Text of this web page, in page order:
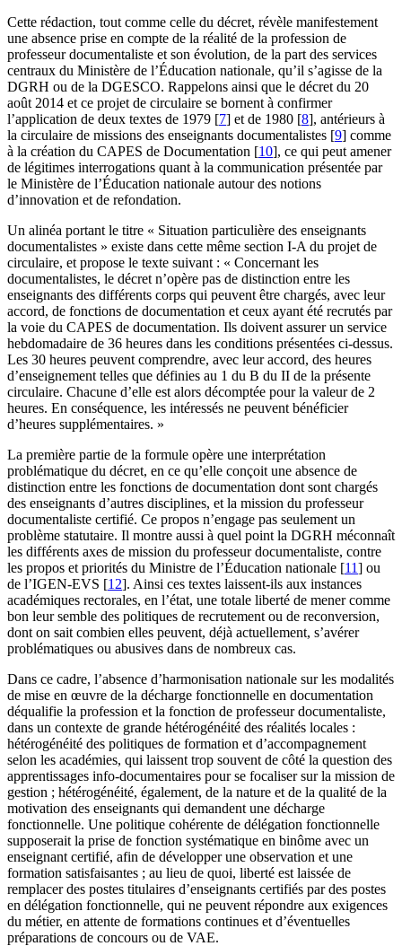
Cette rédaction, tout comme celle du décret, révèle manifestement
une absence prise en compte de la réalité de la profession de
professeur documentaliste et son évolution, de la part des services
centraux du Ministère de l’Éducation nationale, qu’il s’agisse de la
DGRH ou de la DGESCO. Rappelons ainsi que le décret du 20
août 2014 et ce projet de circulaire se bornent à confirmer
l’application de deux textes de 1979 [7] et de 1980 [8], antérieurs à
la circulaire de missions des enseignants documentalistes [9] comme
à la création du CAPES de Documentation [10], ce qui peut amener
de légitimes interrogations quant à la communication présentée par
le Ministère de l’Éducation nationale autour des notions
d’innovation et de refondation.
Un alinéa portant le titre « Situation particulière des enseignants
documentalistes » existe dans cette même section I-A du projet de
circulaire, et propose le texte suivant : « Concernant les
documentalistes, le décret n’opère pas de distinction entre les
enseignants des différents corps qui peuvent être chargés, avec leur
accord, de fonctions de documentation et ceux ayant été recrutés par
la voie du CAPES de documentation. Ils doivent assurer un service
hebdomadaire de 36 heures dans les conditions présentées ci-dessus.
Les 30 heures peuvent comprendre, avec leur accord, des heures
d’enseignement telles que définies au 1 du B du II de la présente
circulaire. Chacune d’elle est alors décomptée pour la valeur de 2
heures. En conséquence, les intéressés ne peuvent bénéficier
d’heures supplémentaires. »
La première partie de la formule opère une interprétation
problématique du décret, en ce qu’elle conçoit une absence de
distinction entre les fonctions de documentation dont sont chargés
des enseignants d’autres disciplines, et la mission du professeur
documentaliste certifié. Ce propos n’engage pas seulement un
problème statutaire. Il montre aussi à quel point la DGRH méconnaît
les différents axes de mission du professeur documentaliste, contre
les propos et priorités du Ministre de l’Éducation nationale [11] ou
de l’IGEN-EVS [12]. Ainsi ces textes laissent-ils aux instances
académiques rectorales, en l’état, une totale liberté de mener comme
bon leur semble des politiques de recrutement ou de reconversion,
dont on sait combien elles peuvent, déjà actuellement, s’avérer
problématiques ou abusives dans de nombreux cas.
Dans ce cadre, l’absence d’harmonisation nationale sur les modalités
de mise en œuvre de la décharge fonctionnelle en documentation
déqualifie la profession et la fonction de professeur documentaliste,
dans un contexte de grande hétérogénéité des réalités locales :
hétérogénéité des politiques de formation et d’accompagnement
selon les académies, qui laissent trop souvent de côté la question des
apprentissages info-documentaires pour se focaliser sur la mission de
gestion ; hétérogénéité, également, de la nature et de la qualité de la
motivation des enseignants qui demandent une décharge
fonctionnelle. Une politique cohérente de délégation fonctionnelle
supposerait la prise de fonction systématique en binôme avec un
enseignant certifié, afin de développer une observation et une
formation satisfaisantes ; au lieu de quoi, liberté est laissée de
remplacer des postes titulaires d’enseignants certifiés par des postes
en délégation fonctionnelle, qui ne peuvent répondre aux exigences
du métier, en attente de formations continues et d’éventuelles
préparations de concours ou de VAE.